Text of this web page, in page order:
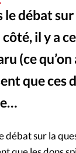
le débat
côté, il y a
(ce
que ces
débat sur la